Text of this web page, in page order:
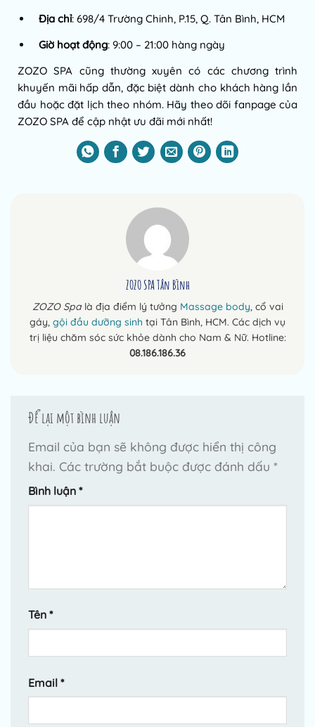
Địa chỉ: 698/4 Trường Chinh, P.15, Q. Tân Bình, HCM
Giờ hoạt động: 9:00 – 21:00 hàng ngày
ZOZO SPA cũng thường xuyên có các chương trình
khuyến mãi hấp dẫn, đặc biệt dành cho khách hàng lần
đầu hoặc đặt lịch theo nhóm. Hãy theo dõi fanpage của
ZOZO SPA để cập nhật ưu đãi mới nhất!
ZOZO SPA Tân Bình
ZOZO Spalà địa điểm lý tưởng Massage body, cổ vai
gáy, gội đầu dưỡng sinh tại Tân Bình, HCM. Các dịch vụ
trị liệu chăm sóc sức khỏe dành cho Nam & Nữ. Hotline:
08.186.186.36
Để lại một bình luận
Email của bạn sẽ không được hiển thị công
khai. Các trường bắt buộc được đánh dấu *
Bình luận *
Tên *
Email *